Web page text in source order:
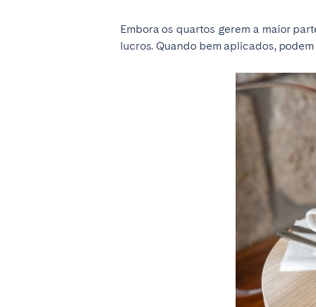
Embora os quartos gerem a maior
lucros. Quando bem aplicados,
Évora
Leiria
Viana do Castelo
Ir para a página global